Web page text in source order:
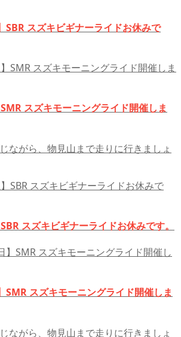
SBR スズキビギナーライドお休みで
スズキモーニングライド開催しま
ながら、物見山まで走りに行きましょ
スズキビギナーライドお休みです。
SMR スズキモーニングライド開催しま
ながら、物見山まで走りに行きましょ